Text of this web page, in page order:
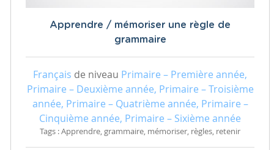
Apprendre / mémoriser une règle de
grammaire
Français de niveau Primaire – Première année,
Primaire – Deuxième année, Primaire – Troisième
année, Primaire – Quatrième année, Primaire –
Cinquième année, Primaire – Sixième année
Tags : Apprendre, grammaire, mémoriser, règles, retenir